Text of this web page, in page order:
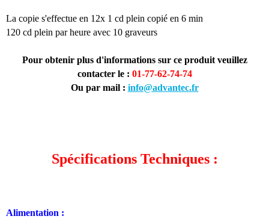
La copie s'effectue en 12x 1 cd plein copié en 6 min
120 cd plein par heure avec 10 graveurs
Pour obtenir plus d'informations sur ce produit veuillez
contacter le : 01-77-62-74-74
Ou par mail : info@advantec.fr
Spécifications Techniques :
Alimentation :